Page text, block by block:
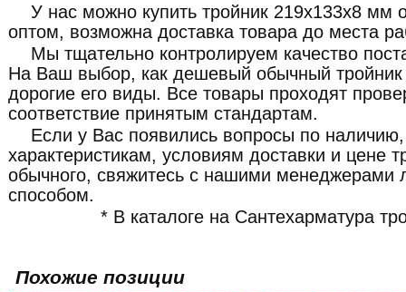
У нас можно купить тройник 219x133x8 мм
оптом, возможна доставка товара до места
Мы тщательно контролируем качество
На Ваш выбор, как дешевый обычный
дорогие его виды. Все товары проходят
соответствие принятым стандартам.
Если у Вас появились вопросы по наличию,
характеристикам, условиям доставки и цене
обычного, свяжитесь с нашими
способом.
* В каталоге на Сантехарматура
Похожие позиции